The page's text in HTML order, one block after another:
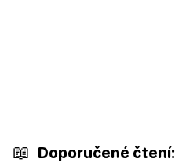
📖 Doporučené čtení: